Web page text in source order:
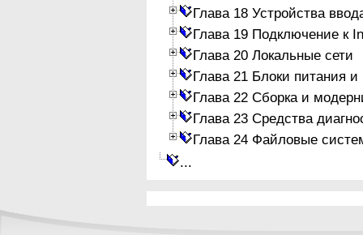
Глава 18 Устройства
Глава 19 Подключение к
Глава 20 Локальные сети
Глава 21 Блоки питания и
Глава 22 Сборка и
Глава 23 Средства
Глава 24 Файловые